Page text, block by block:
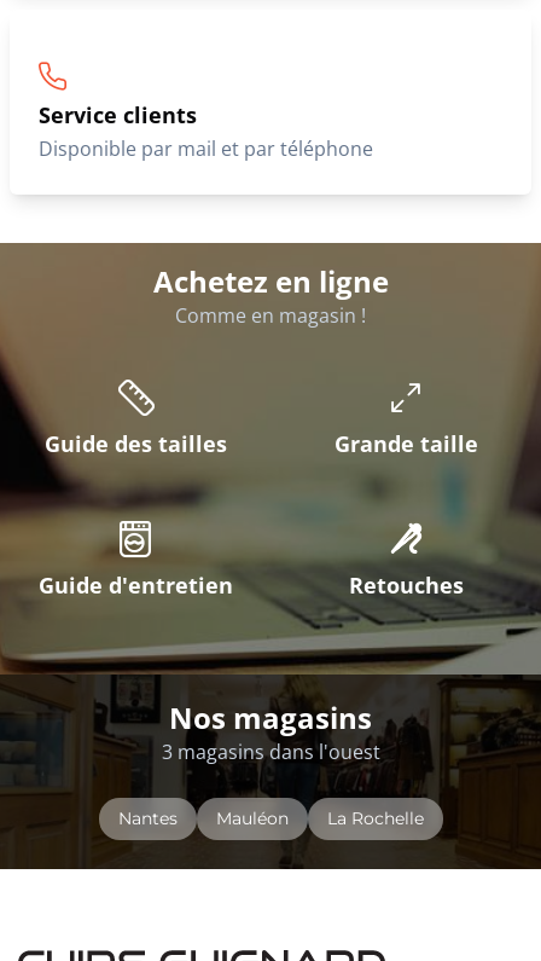
Service clients
Disponible par mail et par téléphone
Achetez en ligne
Comme en magasin !
Guide des tailles Grande taille
Guide d'entretien Retouches
Nos magasins
3 magasins dans l'ouest
Nantes Mauléon La Rochelle